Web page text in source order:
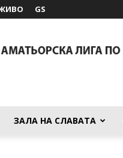
GS
ЗАЛА НА СЛАВАТА